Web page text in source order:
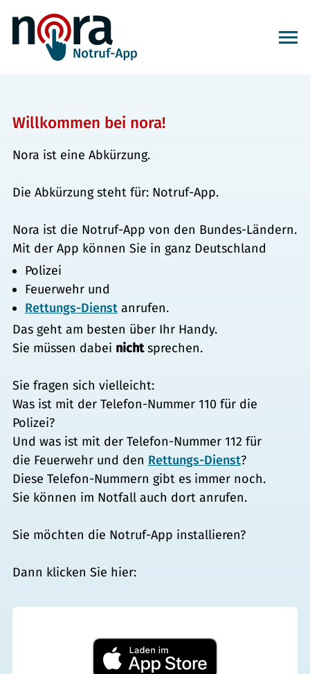
Willkommen bei nora!
Nora ist eine Abkürzung.
Die Abkürzung steht für: Notruf-App.
Nora ist die Notruf-App von den Bundes-Ländern.
Mit der App können Sie in ganz Deutschland
Polizei
Feuerwehr und
Rettungs-Dienst anrufen.
Das geht am besten über Ihr Handy.
Sie müssen dabei nichtsprechen.
Sie fragen sich vielleicht:
Was ist mit der Telefon-Nummer 110 für die
Polizei?
Und was ist mit der Telefon-Nummer 112 für
die Feuerwehr und den Rettungs-Dienst?
Diese Telefon-Nummern gibt es immer noch.
Sie können im Notfall auch dort anrufen.
Sie möchten die Notruf-App installieren?
Dann klicken Sie hier: